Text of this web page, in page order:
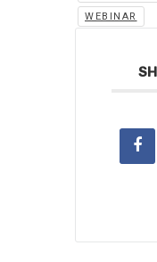
WEBINAR